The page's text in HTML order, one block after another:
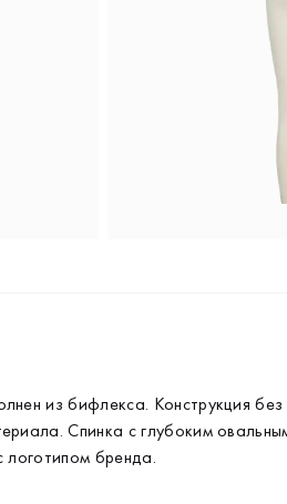
из бифлекса. Конструкция
Спинка с глубоким
логотипом бренда.